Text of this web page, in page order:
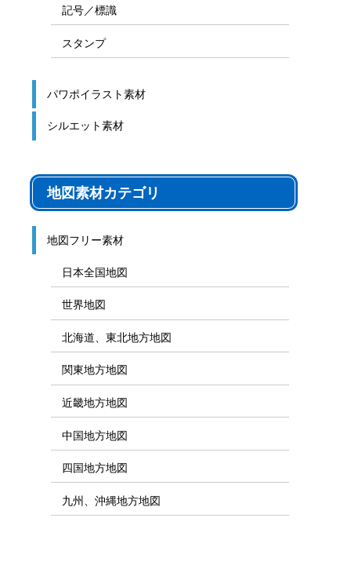
記号／標識
スタンプ
パワポイラスト素材
シルエット素材
地図素材カテゴリ
地図フリー素材
日本全国地図
世界地図
北海道、東北地方地図
関東地方地図
近畿地方地図
中国地方地図
四国地方地図
九州、沖縄地方地図